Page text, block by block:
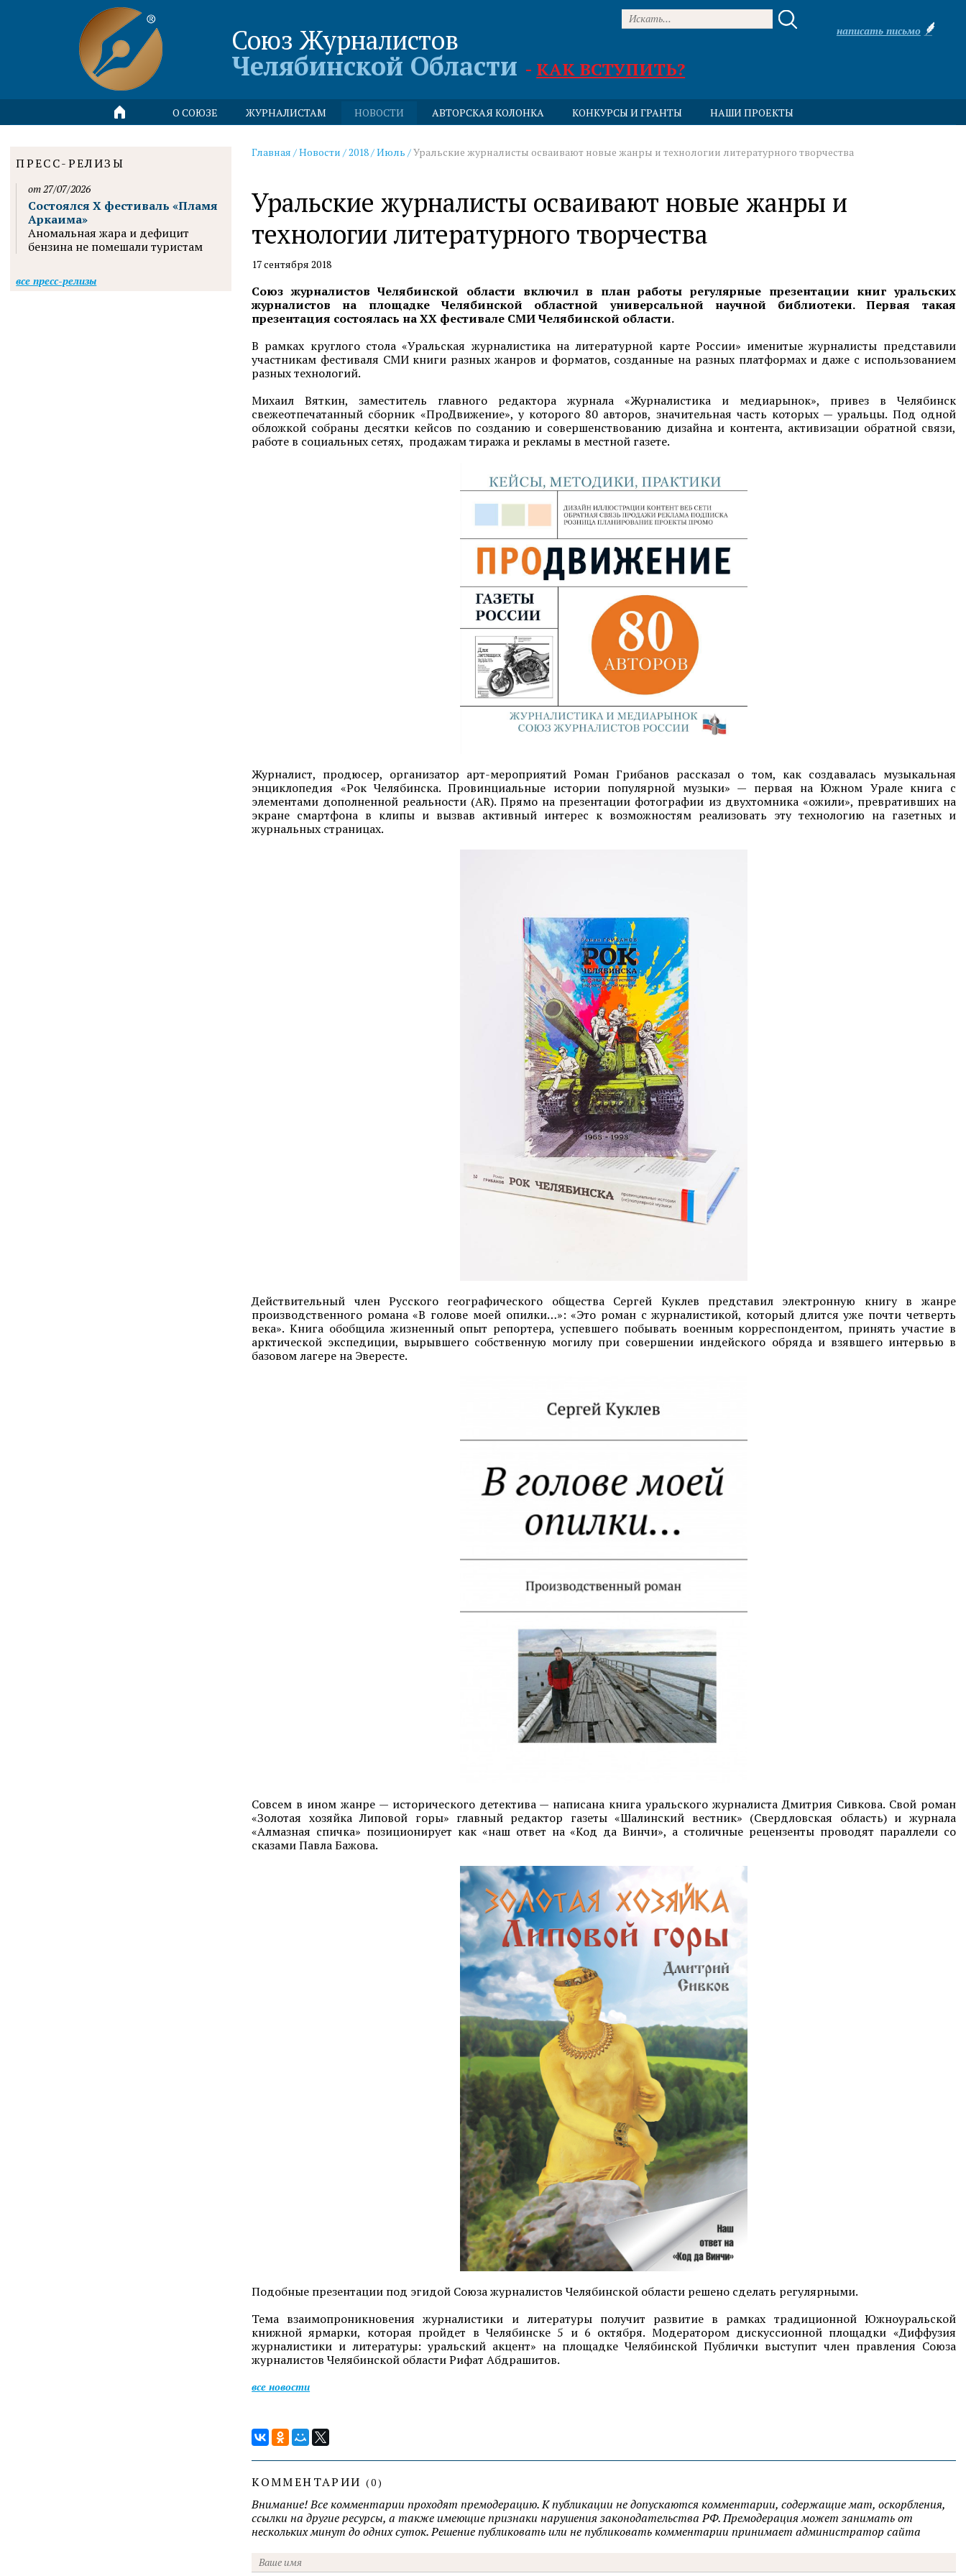
Союз Журналистов
Челябинской Области - КАК ВСТУПИТЬ?
написать письмо
О СОЮЗЕ ЖУРНАЛИСТАМ НОВОСТИ АВТОРСКАЯ КОЛОНКА КОНКУРСЫ И ГРАНТЫ НАШИ ПРОЕКТЫ
Главная /Новости /2018/Июль /Уральские журналисты осваивают новые жанры и технологии литературного творчества
Уральские журналисты осваивают новые жанры и
технологии литературного творчества
17 сентября 2018
Союз журналистов Челябинской области включил в план работы регулярные презентации книг уральских
журналистов на площадке Челябинской областной универсальной научной библиотеки. Первая такая
презентация состоялась наXX фестивале СМИ Челябинской области.
В рамках круглого стола «Уральская журналистика на литературной карте России» именитые журналисты представили
участникам фестиваля СМИ книги разных жанров и форматов, созданные на разных платформах и даже с использованием
разных технологий.
Михаил Вяткин, заместитель главного редактора журнала «Журналистика и медиарынок», привез в Челябинск
свежеотпечатанный сборник «ПроДвижение», у которого 80 авторов, значительная часть которых — уральцы. Под одной
обложкой собраны десятки кейсов по созданию и совершенствованию дизайна и контента, активизации обратной связи,
работе в социальных сетях, продажам тиража и рекламы в местной газете.
Журналист, продюсер, организатор арт-мероприятий Роман Грибанов рассказал о том, как создавалась музыкальная
энциклопедия «Рок Челябинска. Провинциальные истории популярной музыки» — первая на Южном Урале книга с
элементами дополненной реальности (AR). Прямо на презентации фотографии из двухтомника «ожили», превративших на
экране смартфона в клипы и вызвав активный интерес к возможностям реализовать эту технологию на газетных и
журнальных страницах.
Действительный член Русского географического общества Сергей Куклев представил электронную книгу в жанре
производственного романа «В голове моей опилки…»: «Это роман с журналистикой, который длится уже почти четверть
века». Книга обобщила жизненный опыт репортера, успевшего побывать военным корреспондентом, принять участие в
арктической экспедиции, вырывшего собственную могилу при совершении индейского обряда и взявшего интервью в
базовом лагере на Эвересте.
Совсем в ином жанре — исторического детектива — написана книга уральского журналиста Дмитрия Сивкова. Свой роман
«Золотая хозяйка Липовой горы» главный редактор газеты «Шалинский вестник» (Свердловская область) и журнала
«Алмазная спичка» позиционирует как «наш ответ на «Код да Винчи», а столичные рецензенты проводят параллели со
сказами Павла Бажова.
Подобные презентации под эгидой Союза журналистов Челябинской области решено сделать регулярными.
Тема взаимопроникновения журналистики и литературы получит развитие в рамках традиционной Южноуральской
книжной ярмарки, которая пройдет в Челябинске 5 и 6 октября. Модератором дискуссионной площадки «Диффузия
журналистики и литературы: уральский акцент» на площадке Челябинской Публички выступит член правления Союза
журналистов Челябинской области Рифат Абдрашитов.
все новости
КОММЕНТАРИИ (0)
Внимание! Все комментарии проходят премодерацию. К публикации не допускаются комментарии, содержащие мат, оскорбления,
ссылки на другие ресурсы, а также имеющие признаки нарушения законодательства РФ. Премодерация может занимать от
нескольких минут до одних суток. Решение публиковать или не публиковать комментарии принимает администратор сайта
ПРЕСС-РЕЛИЗЫ
от 27/07/2026
Состоялся X фестиваль «Пламя
Аркаима»
Аномальная жара и дефицит
бензина не помешали туристам
все пресс-релизы